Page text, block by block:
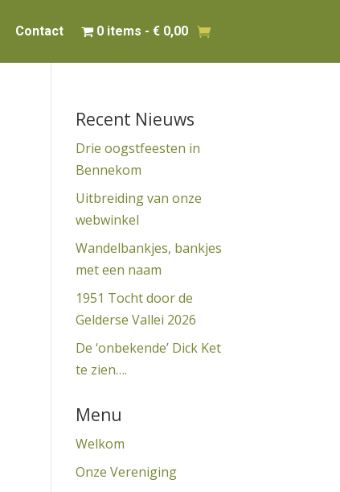
Contact 0 items € 0,00
Recent Nieuws
Drie oogstfeesten in
Bennekom
Uitbreiding van onze
webwinkel
Wandelbankjes, bankjes
met een naam
1951 Tocht door de
Gelderse Vallei 2026
De ‘onbekende’ Dick Ket
te zien….
Menu
Welkom
Onze Vereniging